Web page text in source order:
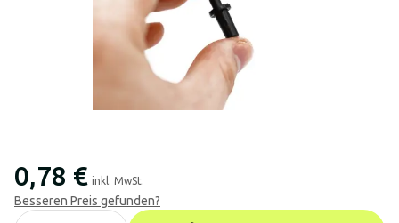
0,78 € inkl. MwSt.
Besseren Preis gefunden?